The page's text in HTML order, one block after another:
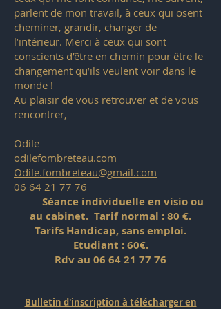
parlent de mon travail, à ceux qui osent
cheminer, grandir, changer de
l’intérieur. Merci à ceux qui sont
conscients d’être en chemin pour être le
changement qu’ils veulent voir dans le
monde !
Au plaisir de vous retrouver et de vous
rencontrer,
Odile
odilefombreteau.com
Odile.fombreteau@gmail.com
06 64 21 77 76
Séance individuelle en visio ou
au cabinet. Tarif normal : 80 €.
Tarifs Handicap, sans emploi.
Etudiant : 60€.
Rdv au 06 64 21 77 76
Bulletin d'inscription à télécharger en